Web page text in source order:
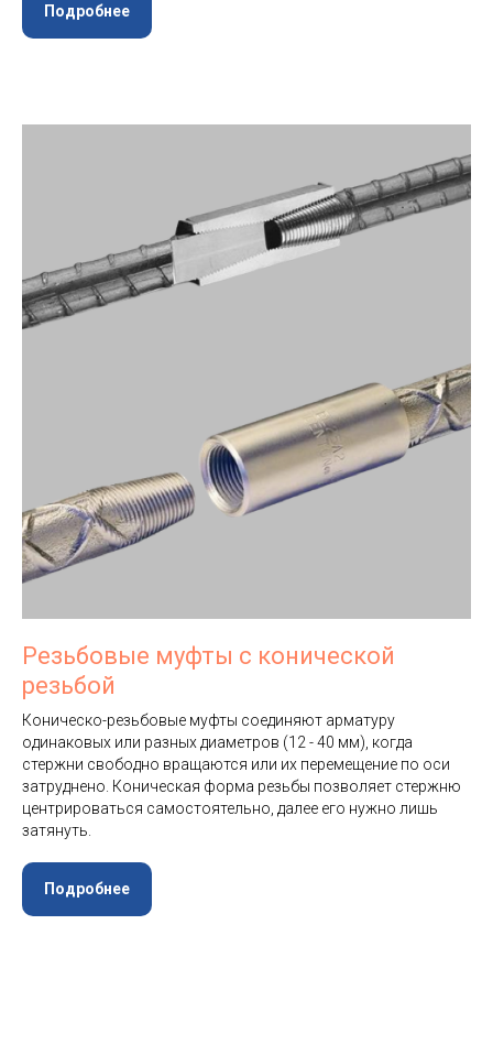
Подробнее
Резьбовые муфты с конической
резьбой
Коническо-резьбовые муфты соединяют арматуру
одинаковых или разных диаметров (12 - 40 мм), когда
стержни свободно вращаются или их перемещение по оси
затруднено. Коническая форма резьбы позволяет стержню
центрироваться самостоятельно, далее его нужно лишь
затянуть.
Подробнее